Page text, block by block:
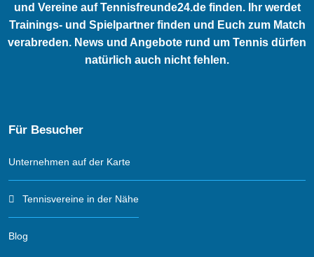
und Vereine auf Tennisfreunde24.de finden. Ihr werdet
Trainings- und Spielpartner finden und Euch zum Match
verabreden. News und Angebote rund um Tennis dürfen
natürlich auch nicht fehlen.
Für Besucher
Unternehmen auf der Karte
Tennisvereine in der Nähe
Blog